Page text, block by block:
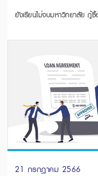
ยังเรีย
21 กรกฎาคม 2566